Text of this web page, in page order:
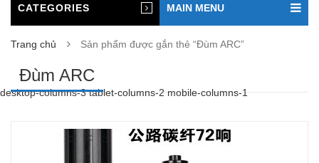
CATEGORIES MAIN MENU
Trang chủ Sản phẩm được gắn thẻ “Đùm ARC”
Đùm ARC
desktop-columns-3 tablet-columns-2 mobile-columns-1